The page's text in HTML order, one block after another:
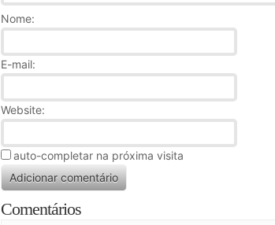
Nome:
E-mail:
Website:
auto-completar na próxima visita
Comentários